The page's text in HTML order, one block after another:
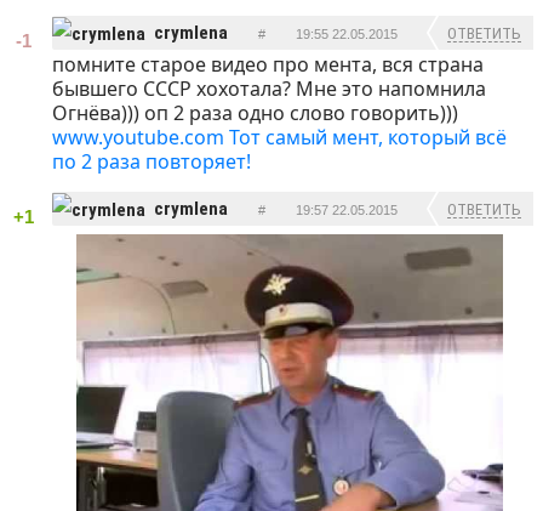
-1 crymlena # 19:55 22.05.2015 ОТВЕТИТЬ
помните старое видео про мента, вся страна
бывшего СССР хохотала? Мне это напомнила
Огнёва))) оп 2 раза одно слово говорить)))
www.youtube.com Тот самый мент, который всё
по 2 раза повторяет!
+1 crymlena # 19:57 22.05.2015 ОТВЕТИТЬ